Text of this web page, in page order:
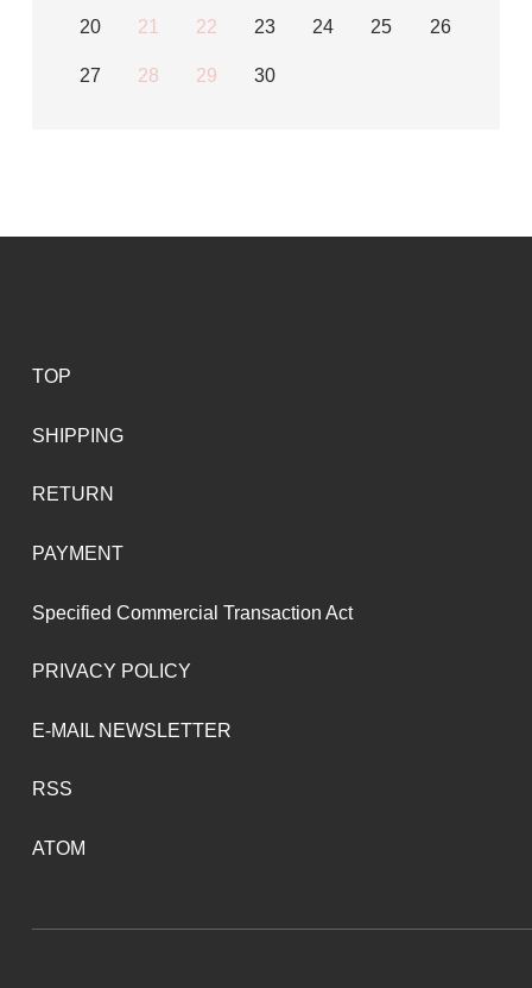
20 21 22 23 24 25 26
27 28 29 30
TOP
SHIPPING
RETURN
PAYMENT
Specified Commercial Transaction Act
PRIVACY POLICY
E-MAIL NEWSLETTER
RSS
ATOM